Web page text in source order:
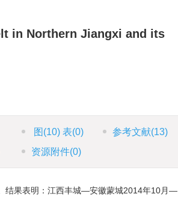
in Northern Jiangxi and its
图 (10)表(0) 参考文献(13)
资源附件(0)
结果表明：江西丰城—安徽蒙城2014年10月—